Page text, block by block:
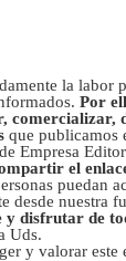
la labor
Por
comercializar,
que publicamos
Empresa
el
puedan
desde nuestra
y disfrutar de
Uds.
y valorar este